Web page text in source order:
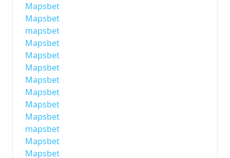
Mapsbet
Mapsbet
mapsbet
Mapsbet
Mapsbet
Mapsbet
Mapsbet
Mapsbet
Mapsbet
Mapsbet
mapsbet
Mapsbet
Mapsbet